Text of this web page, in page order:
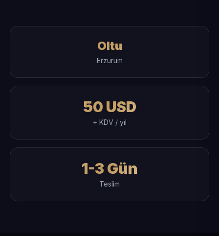
Oltu
Erzurum
50 USD
+ KDV / yıl
1-3 Gün
Teslim